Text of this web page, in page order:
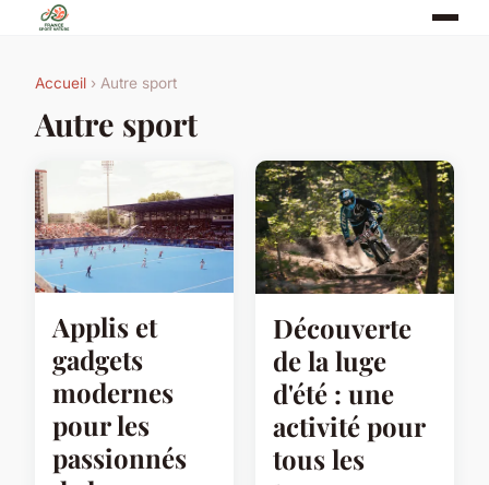
Accueil › Autre sport
Autre sport
Applis et
gadgets
modernes
pour les
passionnés
Découverte
de la luge
d'été : une
activité pour
tous les